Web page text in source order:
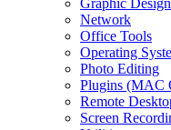
Network
Office Tools
Operating
Photo Editing
Plugins (MAC
Remote
Screen